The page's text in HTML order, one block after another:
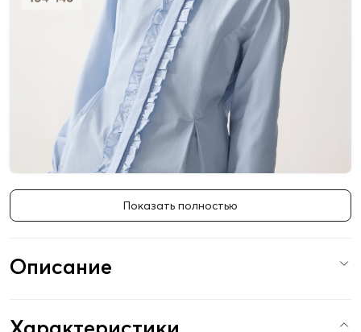
Показать полностью
Описание